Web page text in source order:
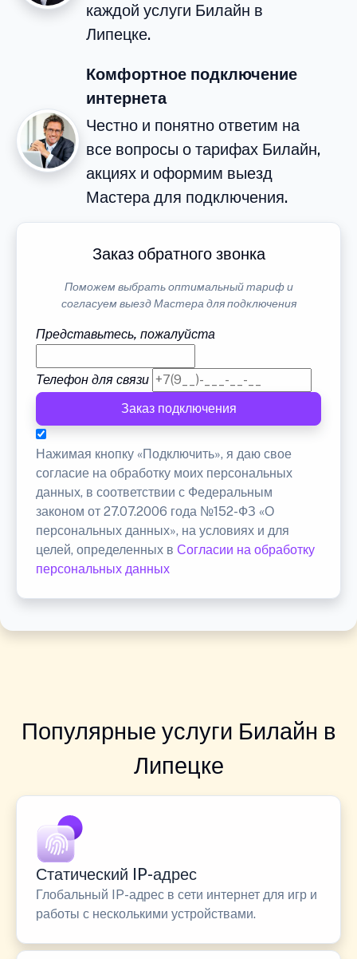
каждой услуги Билайн в
Липецке.
Комфортное подключение
интернета
Честно и понятно ответим на
все вопросы о тарифах Билайн,
акциях и оформим выезд
Мастера для подключения.
Заказ обратного звонка
Поможем выбрать оптимальный тариф и
согласуем выезд Мастера для подключения
Представьтесь, пожалуйста
Телефон для связи
Заказ подключения
Нажимая кнопку «Подключить», я даю свое
согласие на обработку моих персональных
данных, в соответствии с Федеральным
законом от 27.07.2006 года №152-ФЗ «О
персональных данных», на условиях и для
целей, определенных в Согласии на обработку
персональных данных
Популярные услуги Билайн в
Липецке
Статический IP-адрес
Глобальный IP-адрес в сети интернет для игр и
работы с несколькими устройствами.